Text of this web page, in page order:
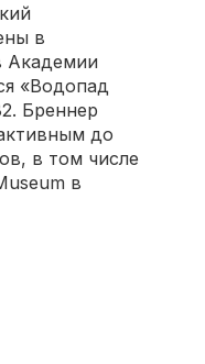
в
Академии
«Водопад
Бреннер
до
в том числе
в